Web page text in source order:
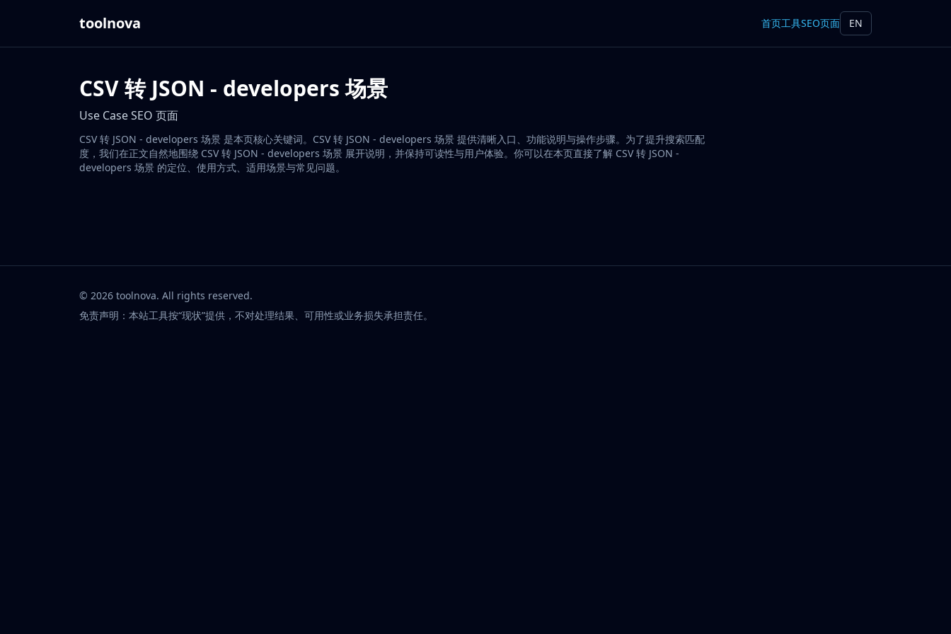
toolnova 首页工具SEO页面 EN
CSV 转 JSON - developers 场景
Use Case SEO 页面
CSV 转 JSON - developers 场景 是本页核心关键词。CSV 转 JSON - developers 场景 提供清晰入口、功能说明与操作步骤。为了提升搜索匹配
度，我们在正文自然地围绕 CSV 转 JSON - developers 场景 展开说明，并保持可读性与用户体验。你可以在本页直接了解 CSV 转 JSON -
developers 场景 的定位、使用方式、适用场景与常见问题。
© 2026 toolnova. All rights reserved.
免责声明：本站工具按“现状”提供，不对处理结果、可用性或业务损失承担责任。